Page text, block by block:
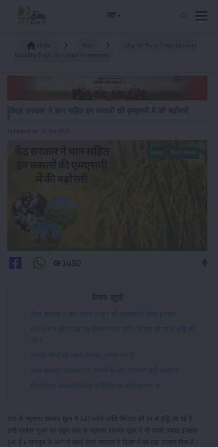
हिंदी
Published on: 11-Jun-2023
1430
केंद्र सरकार ने धान सहित दलहन की एमएसपी में किया इजाफा
मोटे अनाज की फसलों पर कितने रुपये प्रति क्विंटल की दर से वृद्धि की
गई है
करोड़ों गरीबों को खाद्य उपलब्ध कराया गया है
केंद्र सरकार प्रतिवर्ष 23 फसलों के लिए एमएसपी जारी करती है
पिछले साल बासमती चावल के निर्यात का आंकड़ा क्या था
धान के न्यूनतम समर्थन मूल्य में 143 रुपये प्रति क्विंटल की दर से वृद्धि की गई है।
इसी प्रकार तुअर एवं उड़द दाल के न्यूनतम समर्थन मूल्य में भी काफी ज्यादा इजाफा
हुआ है। मानसून के आने से पहले केंद्र सरकार ने किसानों को बड़ा उपहार दिया है।